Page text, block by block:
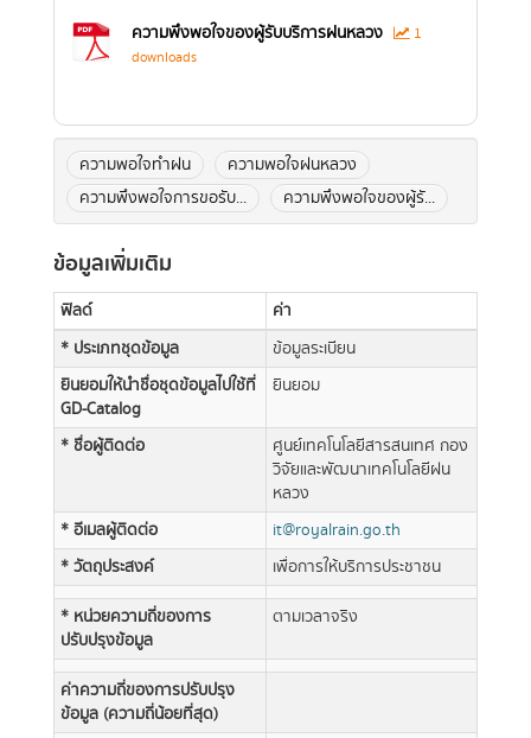
ความพึงพอใจของผู้รับบริการฝนหลวง
1
downloads
ความพอใจทำฝน
ความพอใจฝนหลวง
ความพึงพอใจการขอรับ...
ความพึงพอใจของผู้รั...
ข้อมูลเพิ่มเติม
ฟิลด์
ค่า
* ประเภทชุดข้อมูล
ข้อมูลระเบียน
ยินยอมให้นำชื่อชุดข้อมูลไปใช้ที่
GD-Catalog
ยินยอม
* ชื่อผู้ติดต่อ
ศูนย์เทคโนโลยีสารสนเทศ กอง
วิจัยและพัฒนาเทคโนโลยีฝน
หลวง
* อีเมลผู้ติดต่อ
it@royalrain.go.th
* วัตถุประสงค์
เพื่อการให้บริการประชาชน
* หน่วยความถี่ของการ
ปรับปรุงข้อมูล
ตามเวลาจริง
ค่าความถี่ของการปรับปรุง
ข้อมูล (ความถี่น้อยที่สุด)